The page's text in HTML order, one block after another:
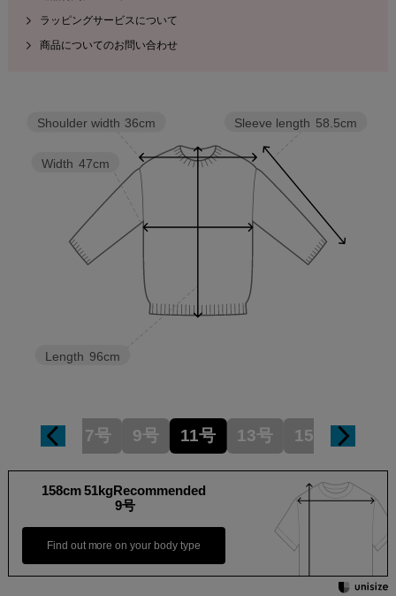
ラッピングサービスについて
商品についてのお問い合わせ
Sleeve length 58.5cm
Length 96cm
Width 47cm
Shoulder width 36cm
7号 9号 11号 13号 15号
158cm 51kgRecommended
9号
Find out more on your body type